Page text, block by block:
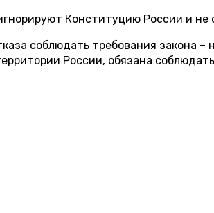
Конституцию России и
соблюдать требования закона
России, обязана